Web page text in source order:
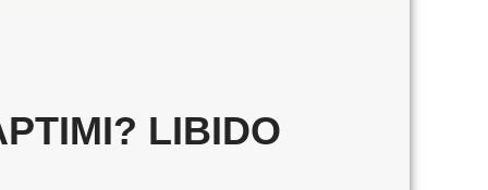
LIBIDO